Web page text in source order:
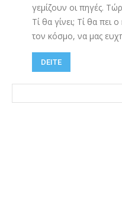
γεμίζουν οι πηγές.
Τί θα γίνει; Τί θα
τον κόσμο, να μας
DEITE